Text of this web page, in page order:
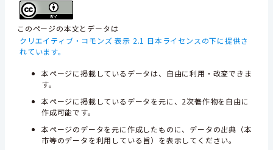
このページの本文とデータは
クリエイティブ・コモンズ 表示 2.1 日本ライセンスの下に提供さ
れています。
本ページに掲載しているデータは、自由に利用・改変できま
す。
本ページに掲載しているデータを元に、2次著作物を自由に
作成可能です。
本ページのデータを元に作成したものに、データの出典（本
市等のデータを利用している旨）を表示してください。